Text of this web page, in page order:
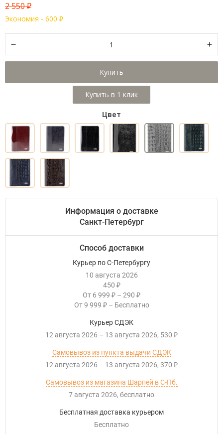
2 550₽
Экономия - 600 ₽
Купить
Цвет
Информация о доставке
Санкт-Петербург
Способ доставки
Курьер по С-Петербургу
10 августа 2026
450 ₽
От 6 999 ₽ – 290 ₽
От 9 999 ₽ – Бесплатно
Курьер СДЭК
12 августа 2026 – 13 августа 2026 530 ₽
Самовывоз из пункта выдачи СДЭК
12 августа 2026 – 13 августа 2026 370 ₽
Самовывоз из магазина Шарпей в С-Пб.
7 августа 2026
Бесплатно
Бесплатная доставка курьером
Бесплатно